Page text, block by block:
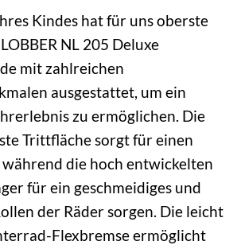
Kindes hat für uns oberste
NL 205 Deluxe
mit zahlreichen
ausgestattet, um ein
zu ermöglichen. Die
Trittfläche sorgt für einen
während die hoch entwickelten
für ein geschmeidiges und
der Räder sorgen. Die leicht
Flexbremse ermöglicht